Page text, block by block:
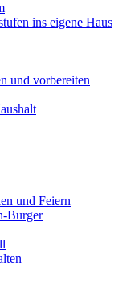
ins eigene Haus
und vorbereiten
und Feiern
Burger